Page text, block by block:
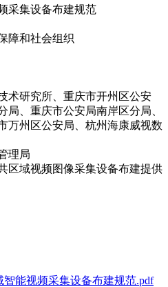
采集设备布建规范
障和社会组织
术研究所、重庆市开州区公安
局、重庆市公安局南岸区分局、
万州区公安局、杭州海康威视数
理局
区域视频图像采集设备布建提供
智能视频采集设备布建规范.pdf